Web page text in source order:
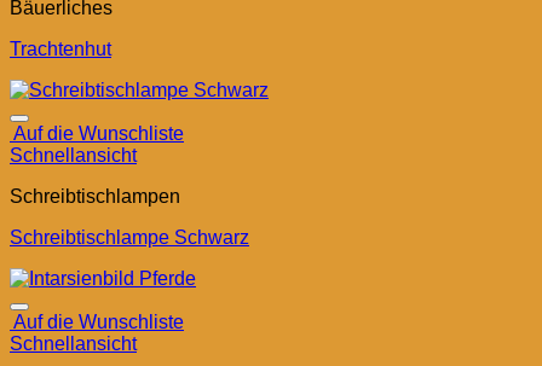
Bäuerliches
Trachtenhut
Auf die Wunschliste
Schnellansicht
Schreibtischlampen
Schreibtischlampe Schwarz
Auf die Wunschliste
Schnellansicht